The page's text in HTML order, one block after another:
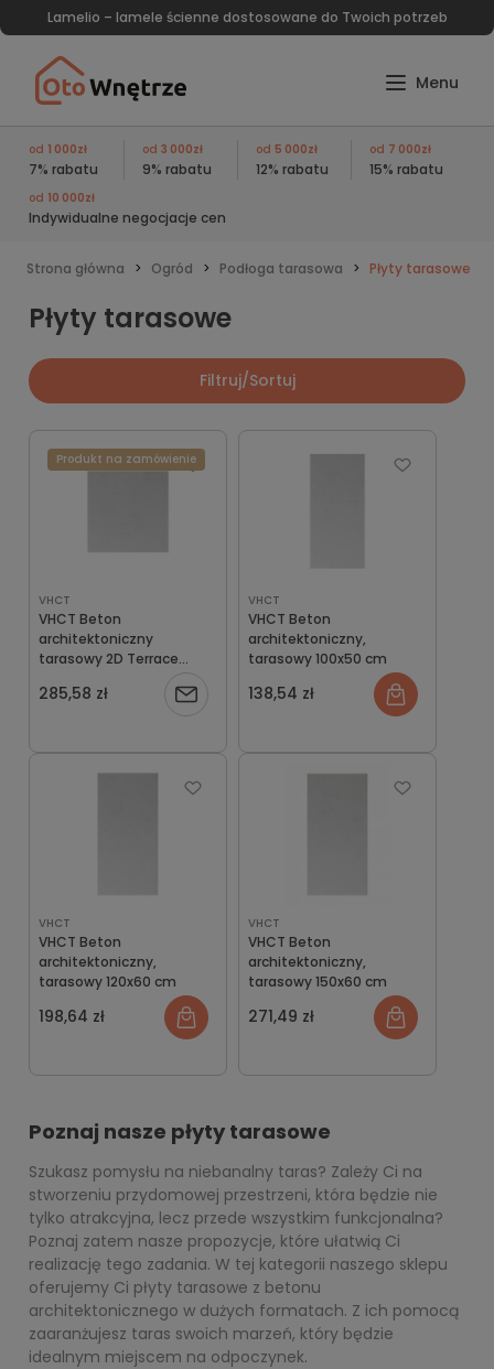
Lamelio – lamele ścienne dostosowane do Twoich potrzeb
od 1 000zł
7% rabatu
od 3 000zł
9% rabatu
od 5 000zł
12% rabatu
od 7 000zł
15% rabatu
od 10 000zł
Indywidualne negocjacje cen
Strona główna Ogród Podłoga tarasowa Płyty tarasowe
Płyty tarasowe
Filtruj/Sortuj
VHCT
VHCT Beton
architektoniczny
tarasowy 2D Terrace
285,58 zł
Produkt na zamówienie
Powiadom
dostępności
VHCT
VHCT Beton
architektoniczny,
tarasowy 100x50 cm
138,54 zł
VHCT
VHCT Beton
architektoniczny,
tarasowy 120x60 cm
198,64 zł
VHCT
VHCT Beton
architektoniczny,
tarasowy 150x60 cm
271,49 zł
Poznaj nasze płyty tarasowe
Szukasz pomysłu na niebanalny taras? Zależy Ci na
stworzeniu przydomowej przestrzeni, która będzie nie
tylko atrakcyjna, lecz przede wszystkim funkcjonalna?
Poznaj zatem nasze propozycje, które ułatwią Ci
realizację tego zadania. W tej kategorii naszego sklepu
oferujemy Ci płyty tarasowe z betonu
architektonicznego w dużych formatach. Z ich pomocą
zaaranżujesz taras swoich marzeń, który będzie
idealnym miejscem na odpoczynek.